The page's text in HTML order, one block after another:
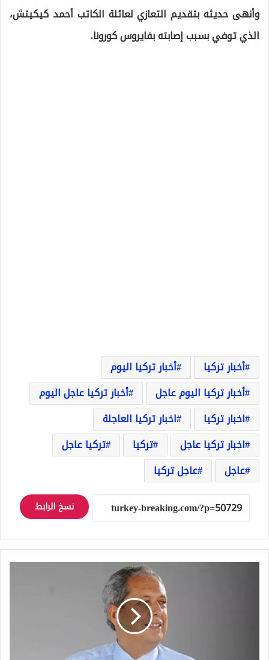
وأنهى حديثه بتقديم التعازي لعائلة الكاتب أحمد كيكيتش،
الذي توفي بسبب إصابته بفايروس كورونا.
أخبار تركيا
أخبار تركيا اليوم
أخبار تركيا اليوم عاجل
أخبار تركيا عاجل اليوم
اخبار تركيا
اخبار تركيا العاجلة
اخبار تركيا عاجل
تركيا
تركيا عاجل
عاجل
عاجل تركيا
نسخ الرابط